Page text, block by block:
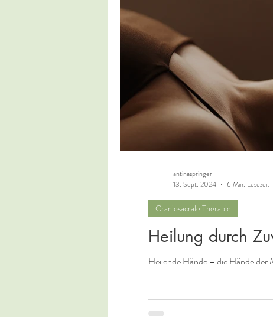
Heilung durch
Heilende Hände – die Hände
Craniosacrale Therapie
antinaspringer
13. Sept. 2024
6 Min. Lesezeit